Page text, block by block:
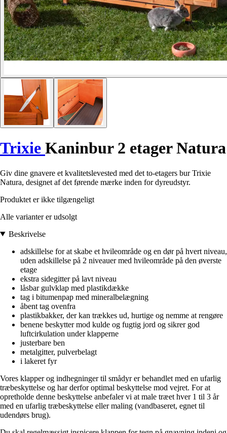
Trixie Kaninbur 2 etager Natura
Giv dine gnavere et kvalitetslevested med det to-etagers bur Trixie
Natura, designet af det førende mærke inden for dyreudstyr.
Produktet er ikke tilgængeligt
Alle varianter er udsolgt
Beskrivelse
adskillelse for at skabe et hvileområde og en dør på hvert niveau,
uden adskillelse på 2 niveauer med hvileområde på den øverste
etage
ekstra sidegitter på lavt niveau
låsbar gulvklap med plastikdække
tag i bitumenpap med mineralbelægning
åbent tag ovenfra
plastikbakker, der kan trækkes ud, hurtige og nemme at rengøre
benene beskytter mod kulde og fugtig jord og sikrer god
luftcirkulation under klapperne
justerbare ben
metalgitter, pulverbelagt
i lakeret fyr
Vores klapper og indhegninger til smådyr er behandlet med en ufarlig
træbeskyttelse og har derfor optimal beskyttelse mod vejret. For at
opretholde denne beskyttelse anbefaler vi at male træet hver 1 til 3 år
med en ufarlig træbeskyttelse eller maling (vandbaseret, egnet til
udendørs brug).